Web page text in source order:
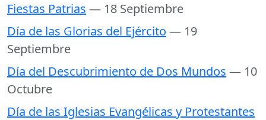
Fiestas Patrias — 18 Septiembre
Día de las Glorias del Ejército — 19
Septiembre
Día del Descubrimiento de Dos Mundos — 10
Octubre
Día de las Iglesias Evangélicas y Protestantes